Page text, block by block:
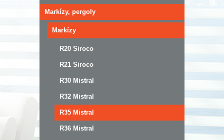
Markízy, pergoly
Markízy
R20 Siroco
R21 Siroco
R30 Mistral
R32 Mistral
R35 Mistral
R36 Mistral